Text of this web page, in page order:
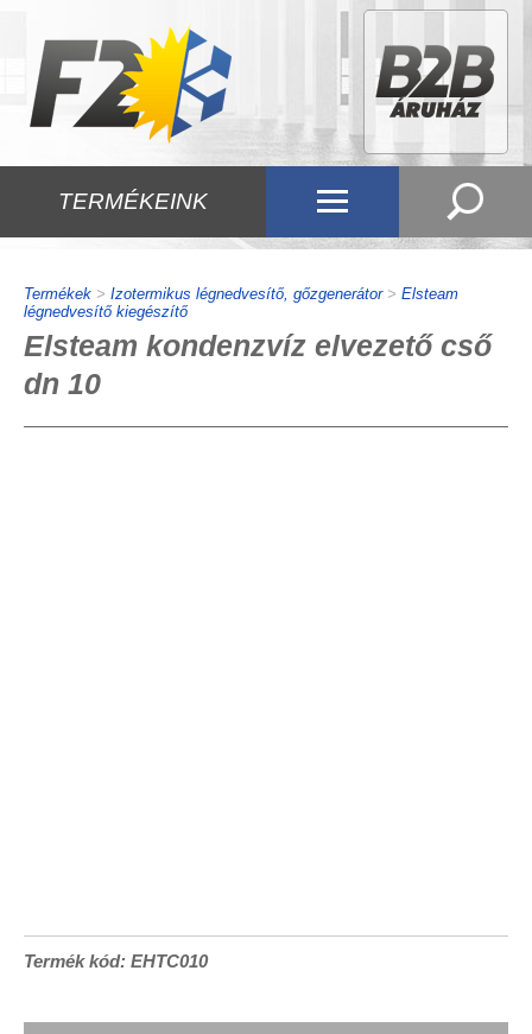
TERMÉKEINK
Termékek > Izotermikus légnedvesítő, gőzgenerátor> Elsteam
légnedvesítő kiegészítő
Elsteam kondenzvíz elvezető cső
dn 10
Termék kód: EHTC010